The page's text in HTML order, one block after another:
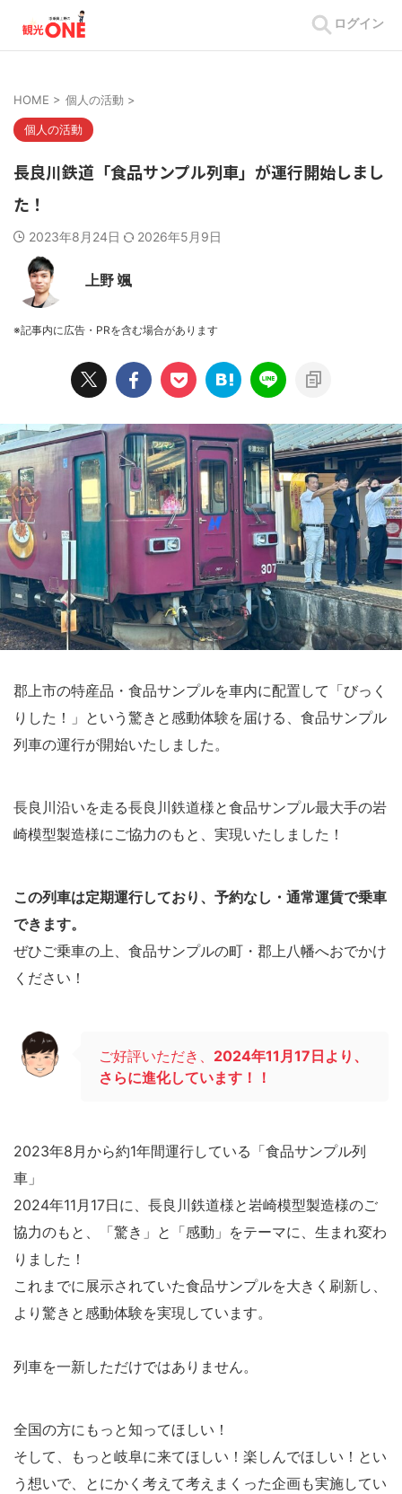
ログイン
HOME > 個人の活動 >
個人の活動
長良川鉄道「食品サンプル列車」が運行開始しまし
た！
2023年8月24日 2026年5月9日
上野 颯
※記事内に広告・PRを含む場合があります
郡上市の特産品・食品サンプルを車内に配置して「びっく
りした！」という驚きと感動体験を届ける、食品サンプル
列車の運行が開始いたしました。
長良川沿いを走る長良川鉄道様と食品サンプル最大手の岩
崎模型製造様にご協力のもと、実現いたしました！
この列車は定期運行しており、予約なし・通常運賃で乗車
できます。
ぜひご乗車の上、食品サンプルの町・郡上八幡へおでかけ
ください！
ご好評いただき、 2024年11月17日より、
さらに進化しています！！
2023年8月から約1年間運行している「食品サンプル列
車」
2024年11月17日に、長良川鉄道様と岩崎模型製造様のご
協力のもと、「驚き」と「感動」をテーマに、生まれ変わ
りました！
これまでに展示されていた食品サンプルを大きく刷新し、
より驚きと感動体験を実現しています。
列車を一新しただけではありません。
全国の方にもっと知ってほしい！
そして、もっと岐阜に来てほしい！楽しんでほしい！とい
う想いで、とにかく考えて考えまくった企画も実施してい